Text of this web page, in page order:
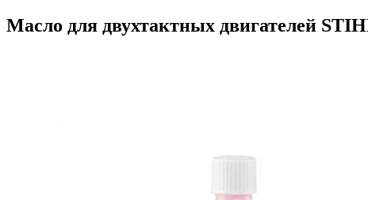
Масло для двухтактных двигателей